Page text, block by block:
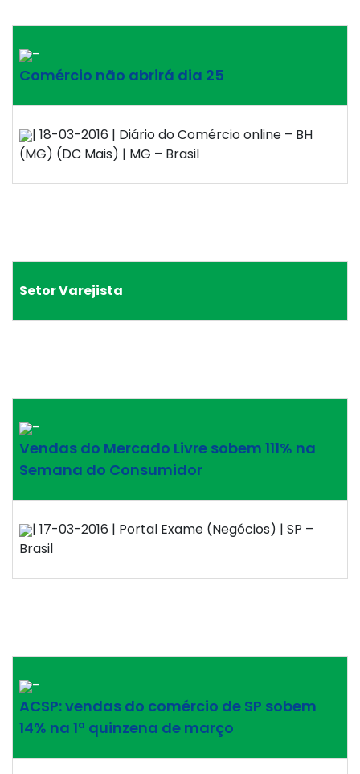
–
Comércio não abrirá dia 25
| 18-03-2016 | Diário do Comércio online – BH
(MG) (DC Mais) | MG – Brasil
Setor Varejista
–
Vendas do Mercado Livre sobem 111% na
Semana do Consumidor
| 17-03-2016 | Portal Exame (Negócios) | SP –
Brasil
–
ACSP: vendas do comércio de SP sobem
14% na 1ª quinzena de março